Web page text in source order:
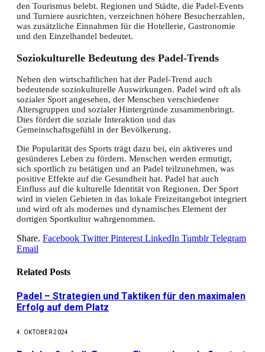
den Tourismus belebt. Regionen und Städte, die Padel-Events
und Turniere ausrichten, verzeichnen höhere Besucherzahlen,
was zusätzliche Einnahmen für die Hotellerie, Gastronomie
und den Einzelhandel bedeutet.
Soziokulturelle Bedeutung des Padel-Trends
Neben den wirtschaftlichen hat der Padel-Trend auch
bedeutende soziokulturelle Auswirkungen. Padel wird oft als
sozialer Sport angesehen, der Menschen verschiedener
Altersgruppen und sozialer Hintergründe zusammenbringt.
Dies fördert die soziale Interaktion und das
Gemeinschaftsgefühl in der Bevölkerung.
Die Popularität des Sports trägt dazu bei, ein aktiveres und
gesünderes Leben zu fördern. Menschen werden ermutigt,
sich sportlich zu betätigen und an Padel teilzunehmen, was
positive Effekte auf die Gesundheit hat. Padel hat auch
Einfluss auf die kulturelle Identität von Regionen. Der Sport
wird in vielen Gebieten in das lokale Freizeitangebot integriert
und wird oft als modernes und dynamisches Element der
dortigen Sportkultur wahrgenommen.
Share. Facebook Twitter Pinterest LinkedIn Tumblr Telegram
Email
Related Posts
Padel – Strategien und Taktiken für den maximalen
Erfolg auf dem Platz
4. OKTOBER 2024